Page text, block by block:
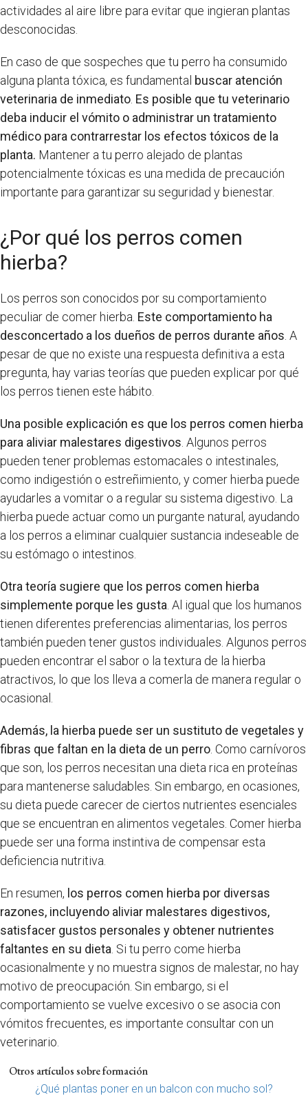
actividades al aire libre para evitar que ingieran plantas
desconocidas.
En caso de que sospeches que tu perro ha consumido
alguna planta tóxica, es fundamental buscar atención
veterinaria de inmediato Es posible que tu veterinario
deba inducir el vómito o administrar un tratamiento
médico para contrarrestar los efectos tóxicos de la
planta. Mantener a tu perro alejado de plantas
potencialmente tóxicas es una medida de precaución
importante para garantizar su seguridad y bienestar.
¿Por qué los perros comen
hierba?
Los perros son conocidos por su comportamiento
peculiar de comer hierba. Este comportamiento ha
desconcertado a los dueños de perros durante años . A
pesar de que no existe una respuesta definitiva a esta
pregunta, hay varias teorías que pueden explicar por qué
los perros tienen este hábito.
Una posible explicación es que los perros comen hierba
para aliviar malestares digestivos . Algunos perros
pueden tener problemas estomacales o intestinales,
como indigestión o estreñimiento, y comer hierba puede
ayudarles a vomitar o a regular su sistema digestivo. La
hierba puede actuar como un purgante natural, ayudando
a los perros a eliminar cualquier sustancia indeseable de
su estómago o intestinos.
Otra teoría sugiere que los perros comen hierba
simplemente porque les gusta . Al igual que los humanos
tienen diferentes preferencias alimentarias, los perros
también pueden tener gustos individuales. Algunos perros
pueden encontrar el sabor o la textura de la hierba
atractivos, lo que los lleva a comerla de manera regular o
ocasional.
Además, la hierba puede ser un sustituto de vegetales y
fibras que faltan en la dieta de un perro . Como carnívoros
que son, los perros necesitan una dieta rica en proteínas
para mantenerse saludables. Sin embargo, en ocasiones,
su dieta puede carecer de ciertos nutrientes esenciales
que se encuentran en alimentos vegetales. Comer hierba
puede ser una forma instintiva de compensar esta
deficiencia nutritiva.
En resumen, los perros comen hierba por diversas
razones, incluyendo aliviar malestares digestivos,
satisfacer gustos personales y obtener nutrientes
faltantes en su dieta . Si tu perro come hierba
ocasionalmente y no muestra signos de malestar, no hay
motivo de preocupación. Sin embargo, si el
comportamiento se vuelve excesivo o se asocia con
vómitos frecuentes, es importante consultar con un
veterinario.
Otros artículos sobre formación
¿Qué plantas poner en un balcon con mucho sol?